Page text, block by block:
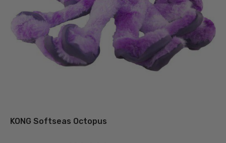
KONG Softseas Octopus